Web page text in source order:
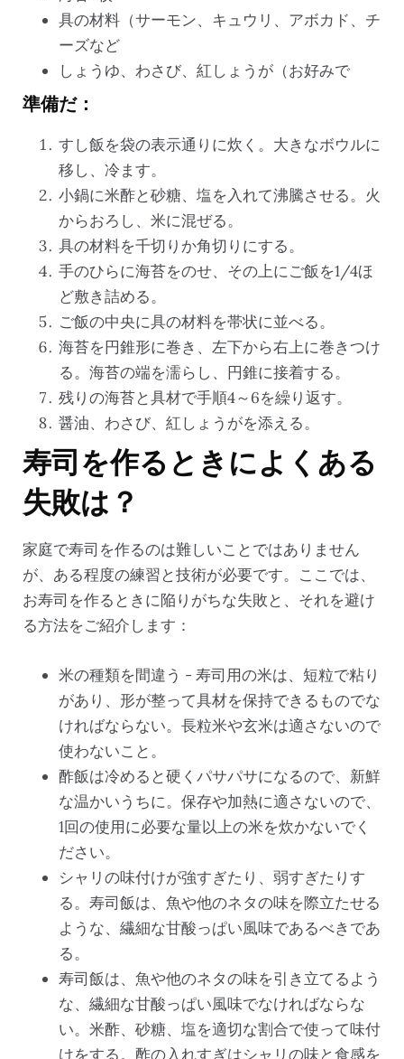
具の材料（サーモン、キュウリ、アボカド、チ
ーズなど
しょうゆ、わさび、紅しょうが（お好みで
準備だ：
すし飯を袋の表示通りに炊く。大きなボウルに
移し、冷ます。
小鍋に米酢と砂糖、塩を入れて沸騰させる。火
からおろし、米に混ぜる。
具の材料を千切りか角切りにする。
手のひらに海苔をのせ、その上にご飯を1/4ほ
ど敷き詰める。
ご飯の中央に具の材料を帯状に並べる。
海苔を円錐形に巻き、左下から右上に巻きつけ
る。海苔の端を濡らし、円錐に接着する。
残りの海苔と具材で手順4～6を繰り返す。
醤油、わさび、紅しょうがを添える。
寿司を作るときによくある
失敗は？
家庭で寿司を作るのは難しいことではありません
が、ある程度の練習と技術が必要です。ここでは、
お寿司を作るときに陥りがちな失敗と、それを避け
る方法をご紹介します：
米の種類を間違う - 寿司用の米は、短粒で粘り
があり、形が整って具材を保持できるものでな
ければならない。長粒米や玄米は適さないので
使わないこと。
酢飯は冷めると硬くパサパサになるので、新鮮
な温かいうちに。保存や加熱に適さないので、
1回の使用に必要な量以上の米を炊かないでく
ださい。
シャリの味付けが強すぎたり、弱すぎたりす
る。寿司飯は、魚や他のネタの味を際立たせる
ような、繊細な甘酸っぱい風味であるべきであ
る。
寿司飯は、魚や他のネタの味を引き立てるよう
な、繊細な甘酸っぱい風味でなければならな
い。米酢、砂糖、塩を適切な割合で使って味付
けをする。酢の入れすぎはシャリの味と食感を